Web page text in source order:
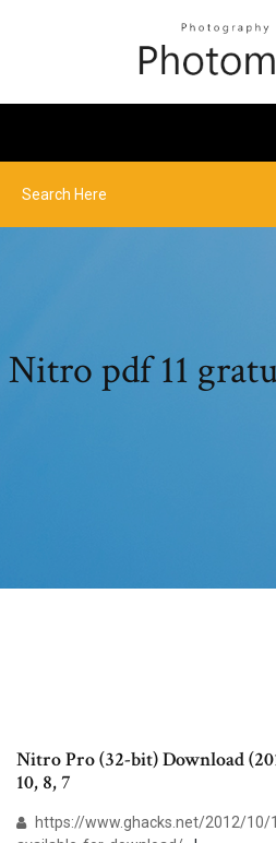
Nitro pdf 11
Nitro Pro (32-bit) Download
10, 8, 7
https://www.ghacks.net/2012/